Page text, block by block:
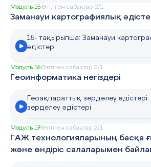
Модуль 15Өтілген сабақтар 2/1
Заманауи картографиялық
15- тақырыпша: Заманауи
әдістер
Модуль 16Өтілген сабақтар 2/1
Геоинформатика негіздері
Геоақпараттық зерделеу
зерделеу әдістері
Модуль 17Өтілген сабақтар 2/1
ГАЖ технологияларының басқа
және өндіріс салаларымен